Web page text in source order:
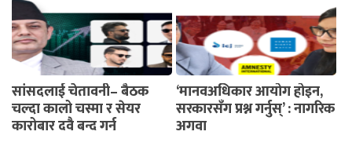
सांसदलाई चेतावनी– बैठक
चल्दा कालो चस्मा र सेयर
कारोबार दुवै बन्द गर्नू
‘मानवअधिकार आयोग होइन,
सरकारसँग प्रश्न गर्नुस्’ : नागरिक
अगुवा